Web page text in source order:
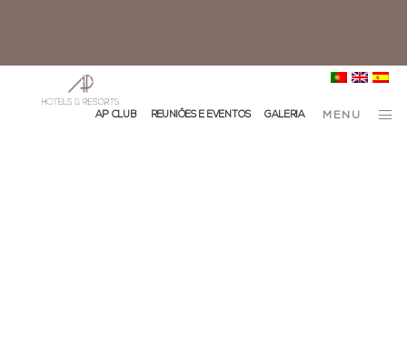
info@ap-hotelsresorts.com
+351 289 540 100 Chamada para Rede Fixa Nacional
AP CLUB REUNIÕES E EVENTOS GALERIA MENU